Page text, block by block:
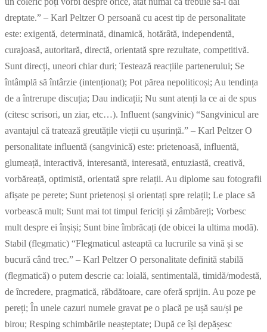
dreptate.” – Karl Peltzer O persoană cu acest tip de personalitate
este: exigentă, determinată, dinamică, hotărâtă, independentă,
curajoasă, autoritară, directă, orientată spre rezultate, competitivă.
Sunt direcți, uneori chiar duri; Testează reacțiile partenerului; Se
întâmplă să întârzie (intenționat); Pot părea nepoliticoși; Au tendința
de a întrerupe discuția; Dau indicații; Nu sunt atenți la ce ai de spus
(citesc scrisori, un ziar, etc…). Influent (sangvinic) “Sangvinicul are
avantajul că tratează greutățile vieții cu ușurință.” – Karl Peltzer O
personalitate influentă (sangvinică) este: prietenoasă, influentă,
glumeață, interactivă, interesantă, interesată, entuziastă, creativă,
vorbăreață, optimistă, orientată spre relații. Au diplome sau fotografii
afișate pe perete; Sunt prietenoși și orientați spre relații; Le place să
vorbească mult; Sunt mai tot timpul fericiți și zâmbăreți; Vorbesc
mult despre ei înșiși; Sunt bine îmbrăcați (de obicei la ultima modă).
Stabil (flegmatic) “Flegmaticul asteaptă ca lucrurile sa vină și se
bucură când trec.” – Karl Peltzer O personalitate definită stabilă
(flegmatică) o putem descrie ca: loială, sentimentală, timidă/modestă,
de încredere, pragmatică, răbdătoare, care oferă sprijin. Au poze pe
pereți; În unele cazuri numele gravat pe o placă pe ușă sau/și pe
birou; Resping schimbările neașteptate; După ce își depășesc